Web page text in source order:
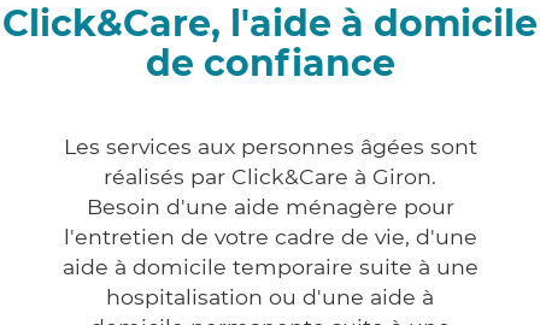
Click&Care, l'aide à domicile
de confiance
Les services aux personnes âgées sont
réalisés par Click&Care à Giron.
Besoin d'une aide ménagère pour
l'entretien de votre cadre de vie, d'une
aide à domicile temporaire suite à une
hospitalisation ou d'une aide à